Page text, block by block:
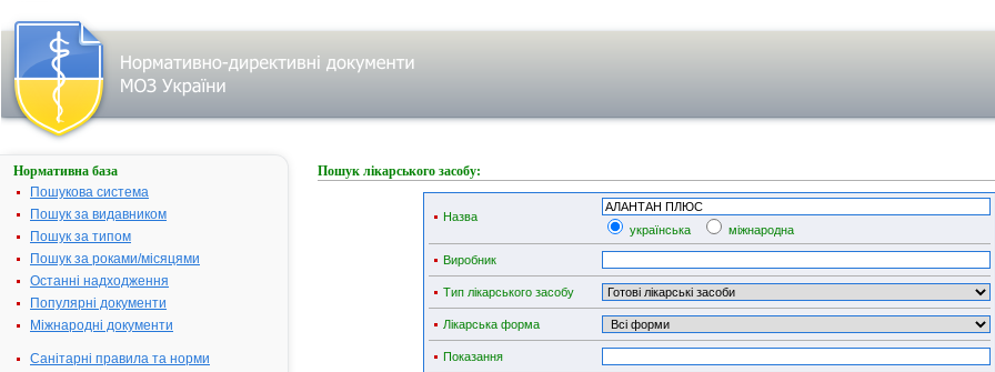
Нормативна база
Пошукова система
Пошук за видавником
Пошук за типом
Пошук за роками/місяцями
Останні надходження
Популярні документи
Міжнародні документи
Санітарні правила та норми
Пошук лікарського засобу:
Назва
українська
міжнародна
Виробник
Тип лікарського засобу
Лікарська форма
Показання